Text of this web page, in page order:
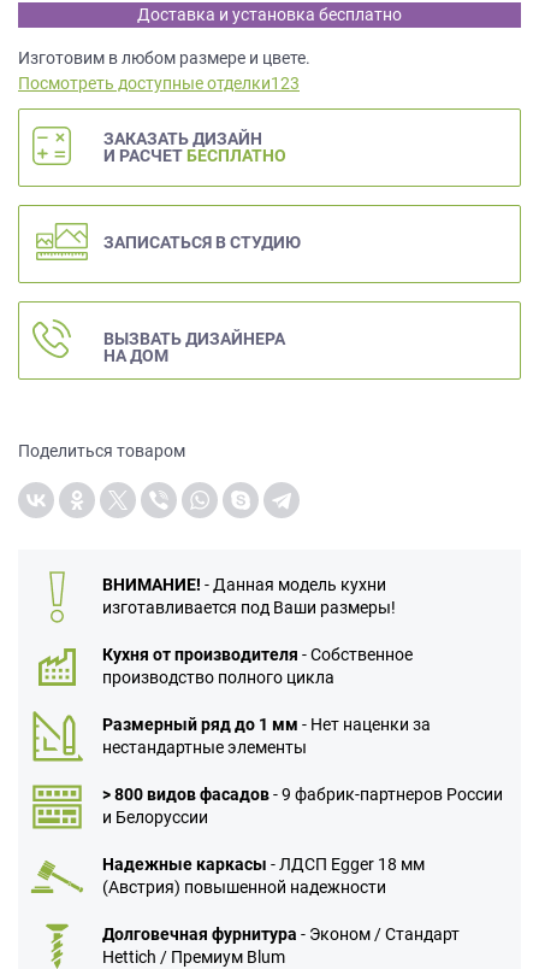
Доставка и установка бесплатно
Изготовим в любом размере и цвете.
Посмотреть доступные отделки123
ЗАКАЗАТЬ ДИЗАЙН
И РАСЧЕТ БЕСПЛАТНО
ЗАПИСАТЬСЯ В СТУДИЮ
ВЫЗВАТЬ ДИЗАЙНЕРА
НА ДОМ
Поделиться товаром
ВНИМАНИЕ! - Данная модель кухни
изготавливается под Ваши размеры!
Кухня от производителя - Собственное
производство полного цикла
Размерный ряд до 1 мм - Нет наценки за
нестандартные элементы
> 800 видов фасадов- 9 фабрик-партнеров России
и Белоруссии
Надежные каркасы - ЛДСП Egger 18 мм
(Австрия) повышенной надежности
Долговечная фурнитура - Эконом / Стандарт
Hettich / Премиум Blum
данных.